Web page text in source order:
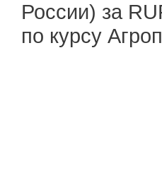
России) за
по курсу